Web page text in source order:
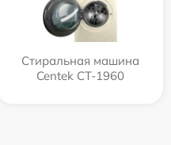
Стиральная машина
Centek CT-1960